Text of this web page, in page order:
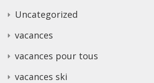
Uncategorized
vacances
vacances pour tous
vacances ski